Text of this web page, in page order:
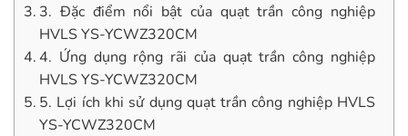
3. Đặc điểm nổi bật của quạt trần công nghiệp
HVLS YS-YCWZ320CM
4. Ứng dụng rộng rãi của quạt trần công nghiệp
HVLS YS-YCWZ320CM
5. Lợi ích khi sử dụng quạt trần công nghiệp HVLS
YS-YCWZ320CM